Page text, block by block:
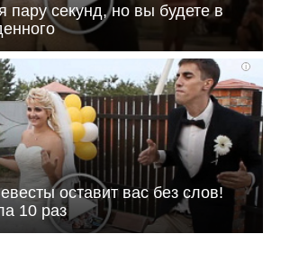
пару секунд, но вы будете в
i
оставит вас без слов!
10 раз